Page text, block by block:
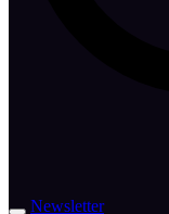
Newsletter